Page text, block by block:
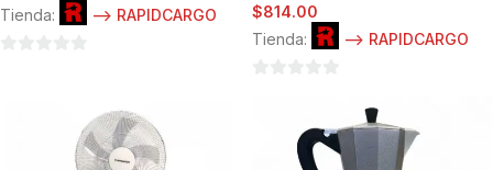
Tienda: --> RAPIDCARGO $814.00
Tienda:
--> RAPIDCARGO